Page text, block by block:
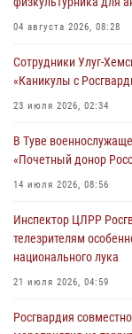
Сотрудники
29 июля 2026, 09:41
26 сигналов
29 июля 2026, 08:37
В Туве офицер
28 июля 2026, 07:48
04 августа 2026, 08:28
Сотрудники Улуг-
«Каникулы с
23 июля 2026, 02:34
В Туве
«Почетный донор
14 июля 2026, 08:56
Инспектор ЦЛРР
телезрителям
национального лука
21 июля 2026, 04:59
Росгвардия